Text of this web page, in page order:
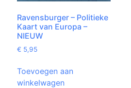
Ravensburger – Politieke
Kaart van Europa –
NIEUW
€ 5,95
Toevoegen aan
winkelwagen